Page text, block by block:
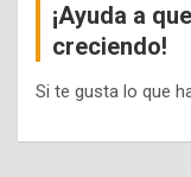
¡Ayuda a
creciendo!
Si te gusta lo que